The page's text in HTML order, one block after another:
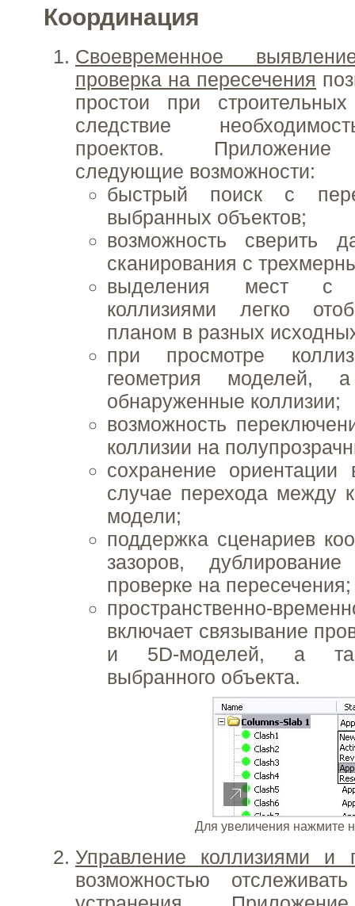
Координация
Своевременное
проверка на пересечения
простои при
следствие
проектов. Приложение
следующие возможности:
быстрый поиск с
выбранных объектов;
возможность сверить
сканирования с
выделения мест с
коллизиями легко
планом в разных
при просмотре
геометрия моделей,
обнаруженные коллизии;
возможность
коллизии на
сохранение
случае перехода между
модели;
поддержка сценариев
зазоров,
проверке на пересечения;
пространственно-
включает связывание
и 5D-моделей, а
выбранного объекта.
Для увеличения нажмите
Управление коллизиями и
возможностью